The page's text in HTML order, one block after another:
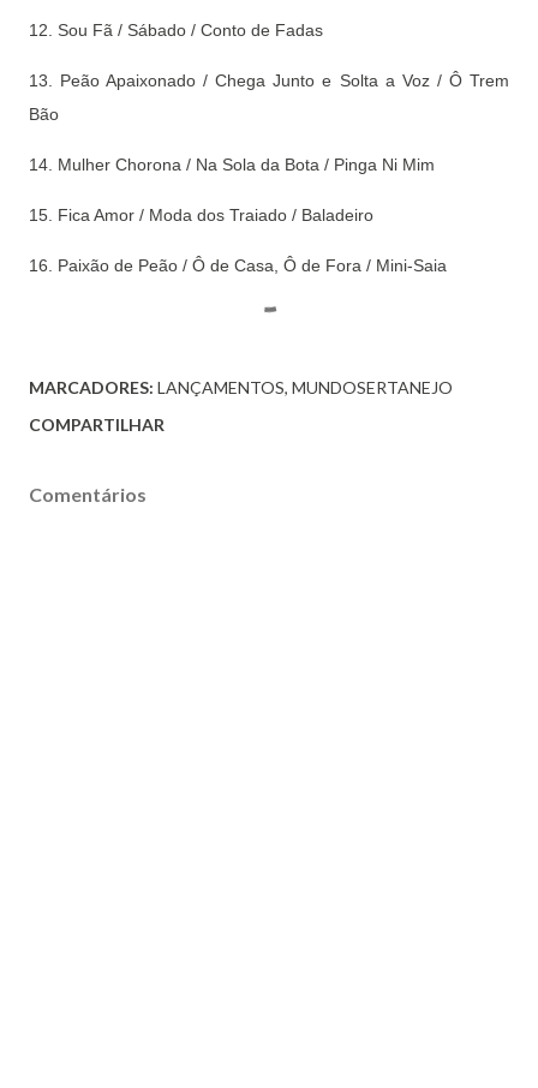
12. Sou Fã / Sábado / Conto de Fadas
13. Peão Apaixonado / Chega Junto e Solta a Voz / Ô Trem
Bão
14. Mulher Chorona / Na Sola da Bota / Pinga Ni Mim
15. Fica Amor / Moda dos Traiado / Baladeiro
16. Paixão de Peão / Ô de Casa, Ô de Fora / Mini-Saia
MARCADORES: LANÇAMENTOS MUNDOSERTANEJO
COMPARTILHAR
Comentários